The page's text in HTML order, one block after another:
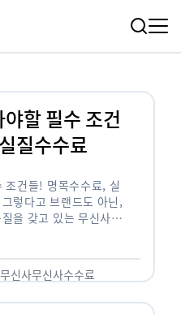
할 필수 조건
질수수료
조건들! 명목수수료, 실
렇다고 브랜드도 아닌,
을 갖고 있는 무신사!
무신사무신사수수료